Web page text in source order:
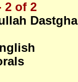
2 of 2